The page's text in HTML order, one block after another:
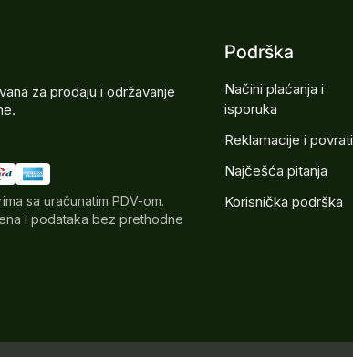
za prodaju i održavanje
sa uračunatim PDV-om.
i podataka bez prethodne
Podrška
Načini plaćanja i
isporuka
Reklamacije i povrati
Najčešća pitanja
Korisnička podrška